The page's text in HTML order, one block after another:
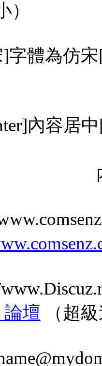
]字體為仿
內容居
論壇 （超